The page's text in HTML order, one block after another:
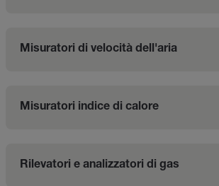
Misuratori di velocità dell'aria
Misuratori indice di calore
Rilevatori e analizzatori di gas